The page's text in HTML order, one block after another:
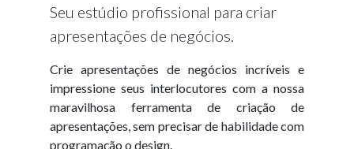
Seu estúdio profissional para criar
apresentações de negócios.
Crie apresentações de negócios incríveis e
impressione seus interlocutores com a nossa
maravilhosa ferramenta de criação de
apresentações, sem precisar de habilidade com
programação o design.